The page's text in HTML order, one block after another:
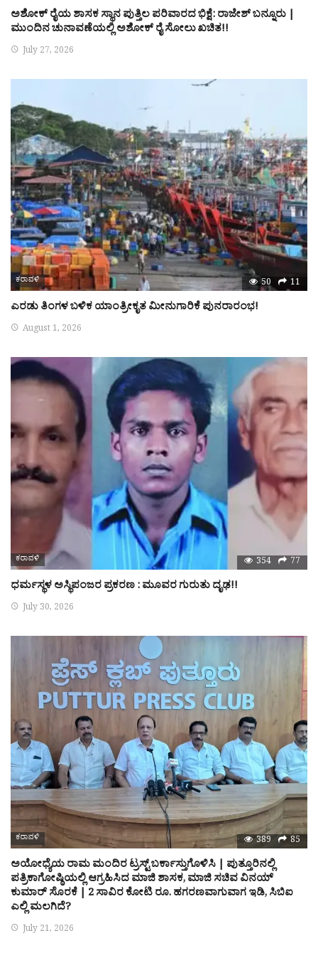
ಅಶೋಕ್ ರೈಯ ಶಾಸಕ ಸ್ಥಾನ ಪುತ್ತಿಲ ಪರಿವಾರದ ಭಿಕ್ಷೆ: ರಾಜೇಶ್ ಬನ್ನೂರು |
ಮುಂದಿನ ಚುನಾವಣೆಯಲ್ಲಿ ಅಶೋಕ್ ರೈ ಸೋಲು ಖಚಿತ!!
July 27, 2026
ಕರಾವಳಿ 50 11
ಎರಡು ತಿಂಗಳ ಬಳಿಕ ಯಾಂತ್ರೀಕೃತ ಮೀನುಗಾರಿಕೆ ಪುನರಾರಂಭ!
August 1, 2026
ಕರಾವಳಿ 354 77
ಧರ್ಮಸ್ಥಳ ಅಸ್ಥಿಪಂಜರ ಪ್ರಕರಣ : ಮೂವರ ಗುರುತು ದೃಢ!!
July 30, 2026
ಕರಾವಳಿ 389 85
ಅಯೋಧ್ಯೆಯ ರಾಮ ಮಂದಿರ ಟ್ರಸ್ಟ್ ಬರ್ಕಾಸ್ತುಗೊಳಿಸಿ | ಪುತ್ತೂರಿನಲ್ಲಿ
ಪತ್ರಿಕಾಗೋಷ್ಠಿಯಲ್ಲಿ ಆಗ್ರಹಿಸಿದ ಮಾಜಿ ಶಾಸಕ, ಮಾಜಿ ಸಚಿವ ವಿನಯ್
ಕುಮಾರ್ ಸೊರಕೆ | 2 ಸಾವಿರ ಕೋಟಿ ರೂ. ಹಗರಣವಾಗುವಾಗ ಇಡಿ, ಸಿಬಿಐ
ಎಲ್ಲಿ ಮಲಗಿದೆ?
July 21, 2026